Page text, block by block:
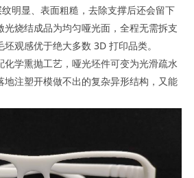
明显、表面粗糙，去除支撑后还会留下
光烧结成品为均匀哑光面，全程无需拆支
观感优于绝大多数 3D 打印品类。
化学熏抛工艺，哑光坯件可变为光滑疏水
地注塑开模做不出的复杂异形结构，又能